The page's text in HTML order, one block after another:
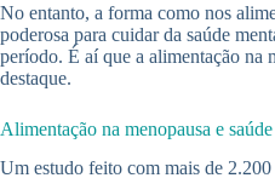
No entanto, a forma como nos
poderosa para cuidar da saúde
período. É aí que a alimentação na
destaque.
Alimentação na menopausa e
Um estudo feito com mais de